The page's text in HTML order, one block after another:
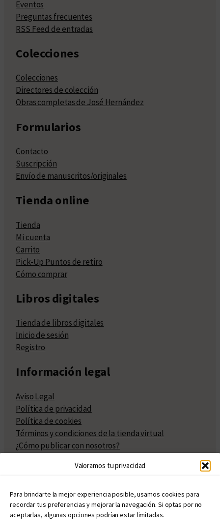
Valoramos tu privacidad
Para brindarte la mejor experiencia posible, usamos cookies para
recordar tus preferencias y mejorar la navegación. Si optas por no
aceptarlas, algunas opciones podrían estar limitadas.
Eventos
Preguntas frecuentes
RSS Feed de entradas
Colecciones
Colecciones
Directores de colección
Obras completas de José Hernández
Formularios
Contacto
Suscripción
Envío de manuscritos/originales
Tienda online
Tienda
Mi cuenta
Carrito
Pick-Up Puntos de retiro
Cómo comprar
Libros digitales
Tienda de libros digitales
Inicio de sesión
Registro
Información legal
Aviso Legal
Política de privacidad
Política de cookies
Términos y condiciones de la tienda virtual
¿Cómo publicar con nosotros?
Políticas de publicación
Políticas de coedición
Atribuciones